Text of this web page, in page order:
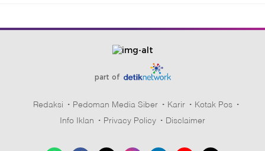
part of
Redaksi Pedoman Media Siber Karir
Kotak Pos
Info Iklan
Privacy Policy Disclaimer